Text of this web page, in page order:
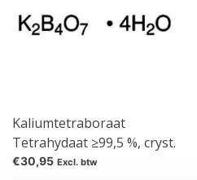
Kaliumtetraboraat
Tetrahydaat ≥99,5 %, cryst.
€30,95 Excl. btw